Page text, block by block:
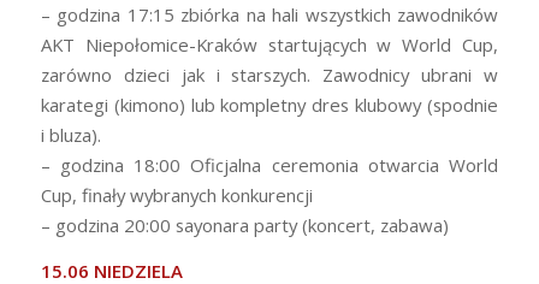
– godzina 17:15 zbiórka na hali wszystkich zawodników
AKT Niepołomice-Kraków startujących w World Cup,
zarówno dzieci jak i starszych. Zawodnicy ubrani w
karategi (kimono) lub kompletny dres klubowy (spodnie
i bluza).
– godzina 18:00 Oficjalna ceremonia otwarcia World
Cup, finały wybranych konkurencji
– godzina 20:00 sayonara party (koncert, zabawa)
15.06 NIEDZIELA